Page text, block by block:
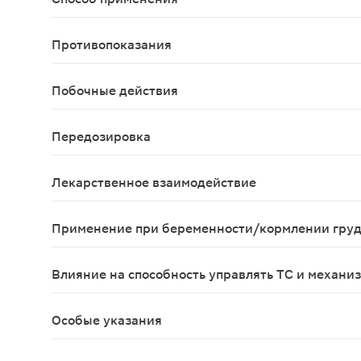
Противопоказания
Побочные действия
Передозировка
Лекарственное взаимодействие
Применение при беременности/кормлении
Влияние на способность управлять ТС и
Особые указания